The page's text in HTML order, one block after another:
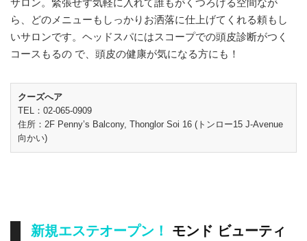
ら、どのメニューもしっかりお洒落に仕上げてくれる頼もし
いサロンです。ヘッドスパにはスコープでの頭皮診断がつく
コースもるの で、頭皮の健康が気になる方にも！
クーズへア
TEL：02-065-0909
住所：2F Penny’s Balcony, Thonglor Soi 16 (トンロー15 J-Avenue
向かい)
新規エステオープン！
モンド ビューティ